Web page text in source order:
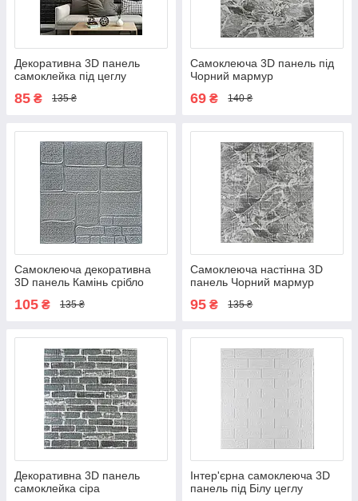
Декоративна 3D панель
самоклейка під цеглу
5)
85 ₴ 135 ₴
Самоклеюча 3D панель під
Чорний мармур
69 ₴ 140 ₴
Самоклеюча декоративна
3D панель Камінь срібло
105 ₴ 135 ₴
Самоклеюча настінна 3D
панель Чорний мармур
95 ₴ 135 ₴
Декоративна 3D панель
самоклейка сіра
Інтер'єрна самоклеюча 3D
панель під Білу цеглу